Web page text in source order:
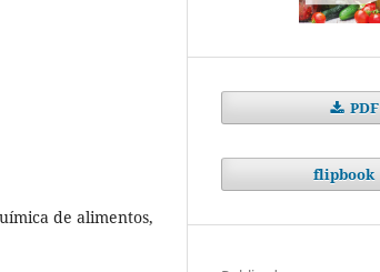
de alimentos,
PDF
flipbook